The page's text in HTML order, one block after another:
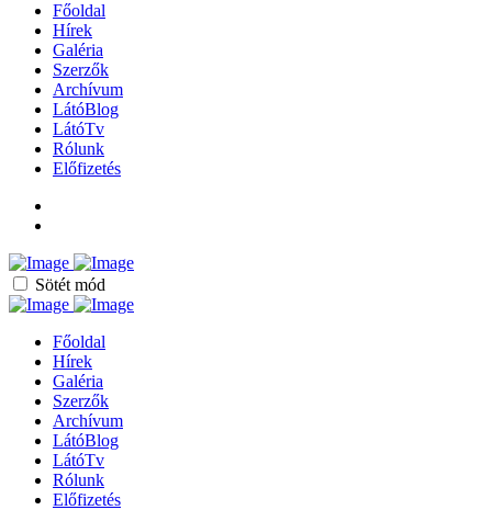
Főoldal
Hírek
Galéria
Szerzők
Archívum
LátóBlog
LátóTv
Rólunk
Előfizetés
Sötét mód
Főoldal
Hírek
Galéria
Szerzők
Archívum
LátóBlog
LátóTv
Rólunk
Előfizetés